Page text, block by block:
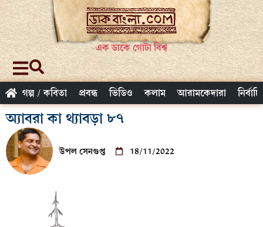
এক ডাকে গোটা বিশ্ব
গল্প / কবিতা প্রবন্ধ ভিডিও কলাম আরামকেদারা
অ্যাবরা কা থ্যাবড়া ৮৭
উপল সেনগুপ্ত 18/11/2022